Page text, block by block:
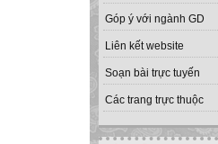
Góp ý với ngành GD
Liên kết website
Soạn bài trực tuyến
Các trang trực thuộc